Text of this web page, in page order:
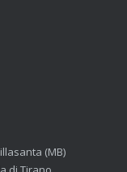
(MB)